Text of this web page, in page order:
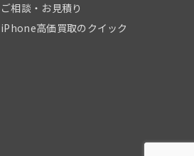
ご相談・お見積り
iPhone高価買取のクイック